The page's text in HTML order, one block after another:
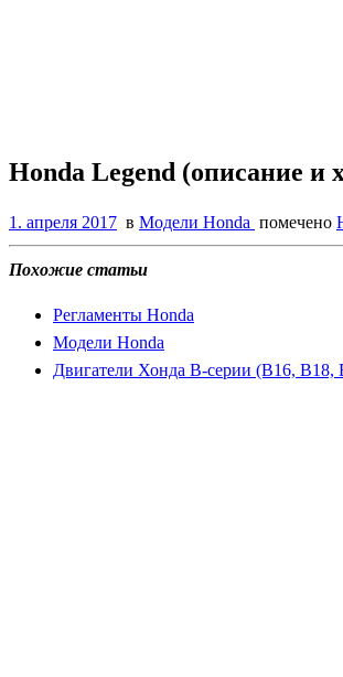
Honda Legend (описание и
1. апреля 2017 в Модели Honda помечено
Похожие статьи
Регламенты Honda
Модели Honda
Двигатели Хонда B-серии (B16,